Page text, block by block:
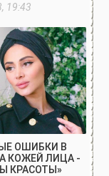
19:43
ОШИБКИ В
КОЖЕЙ ЛИЦА -
КРАСОТЫ»